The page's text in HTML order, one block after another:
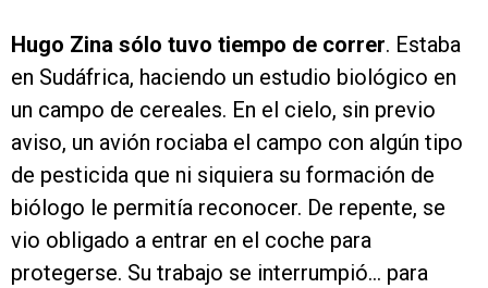
Hugo Zina sólo tuvo tiempo de correr. Estaba
en Sudáfrica, haciendo un estudio biológico en
un campo de cereales. En el cielo, sin previo
aviso, un avión rociaba el campo con algún tipo
de pesticida que ni siquiera su formación de
biólogo le permitía reconocer. De repente, se
vio obligado a entrar en el coche para
protegerse. Su trabajo se interrumpió... para